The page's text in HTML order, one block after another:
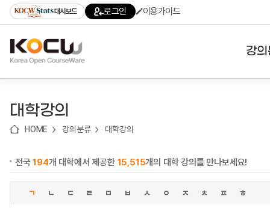
기
기
기
content)
가
대시보드 로그인 이용가이드
강
대학강의
HOME 강의분류 대학강의
전국194개 대학에서 제공한 15,515개의 대학 강의를 만나보세요!
ㄱ ㄴ ㄷ ㄹ ㅁ ㅂ ㅅ ㅇ ㅈ ㅊ ㅍ ㅎ